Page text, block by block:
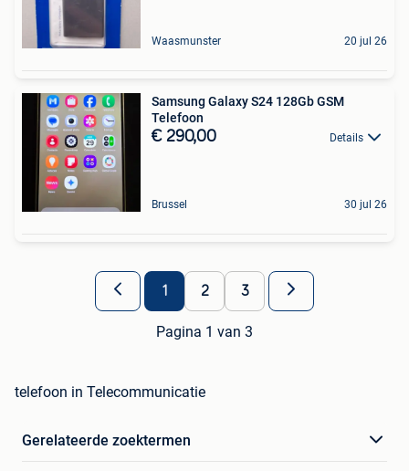
Waasmunster 20 jul 26
Samsung Galaxy S24 128Gb GSM
Telefoon
€ 290,00 Details
Brussel 30 jul 26
1 2 3
Pagina 1 van 3
telefoon in Telecommunicatie
Gerelateerde zoektermen